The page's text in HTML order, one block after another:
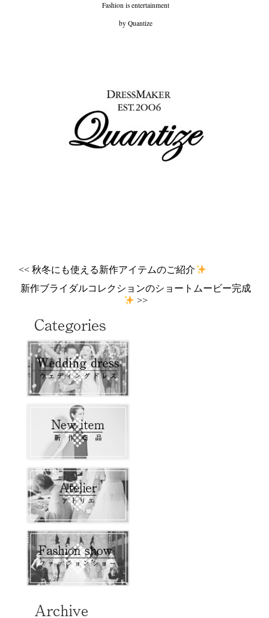
Fashion is entertainment
by Quantize
<< 秋冬にも使える新作アイテムのご紹介
新作ブライダルコレクションのショートムービー完成
>>